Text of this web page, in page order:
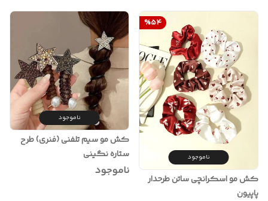
%54
ناموجود
کش مو اسکرانچی ساتن طرحدار
پاپیون
ناموجود
کش مو سیم تلفنی (فنری) طرح
ستاره نگینی
ناموجود